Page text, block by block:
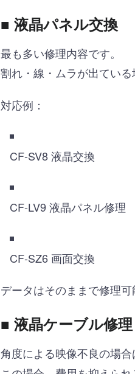
■ 液晶パネル交換
最も多い修理内容です。
割れ・線・ムラが出ている
対応例：
CF-SV8 液晶交換
CF-LV9 液晶パネル修理
CF-SZ6 画面交換
データはそのままで修理可
■ 液晶ケーブル修
角度による映像不良の場合